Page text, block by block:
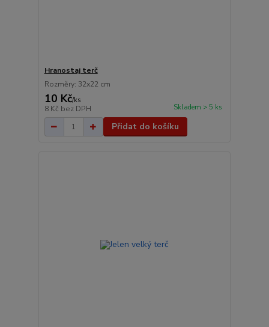
Hranostaj terč
Rozměry: 32x22 cm
10 Kč/ks
8 Kč bez DPH Skladem > 5 ks
Přidat do košíku